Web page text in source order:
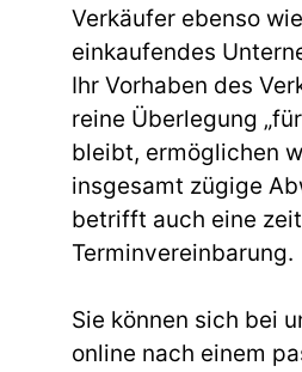
Verkäufer ebenso
einkaufendes
Ihr Vorhaben des
reine Überlegung
bleibt, ermöglichen
insgesamt zügige
betrifft auch eine
Terminvereinbarung.
Sie können sich bei
online nach einem